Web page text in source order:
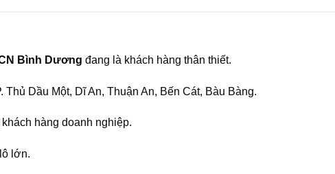
Bình Dương đang là khách hàng thân thiết.
Thủ Dầu Một, Dĩ An, Thuận An, Bến Cát, Bàu Bàng.
hàng doanh nghiệp.
lớn.